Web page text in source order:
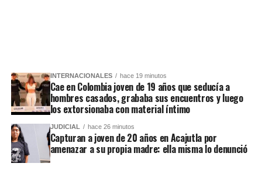
INTERNACIONALES hace 19 minutos
Cae en Colombia joven de 19 años que seducía a
hombres casados, grababa sus encuentros y luego
los extorsionaba con material íntimo
JUDICIAL hace 26 minutos
Capturan a joven de 20 años en Acajutla por
amenazar a su propia madre: ella misma lo denunció